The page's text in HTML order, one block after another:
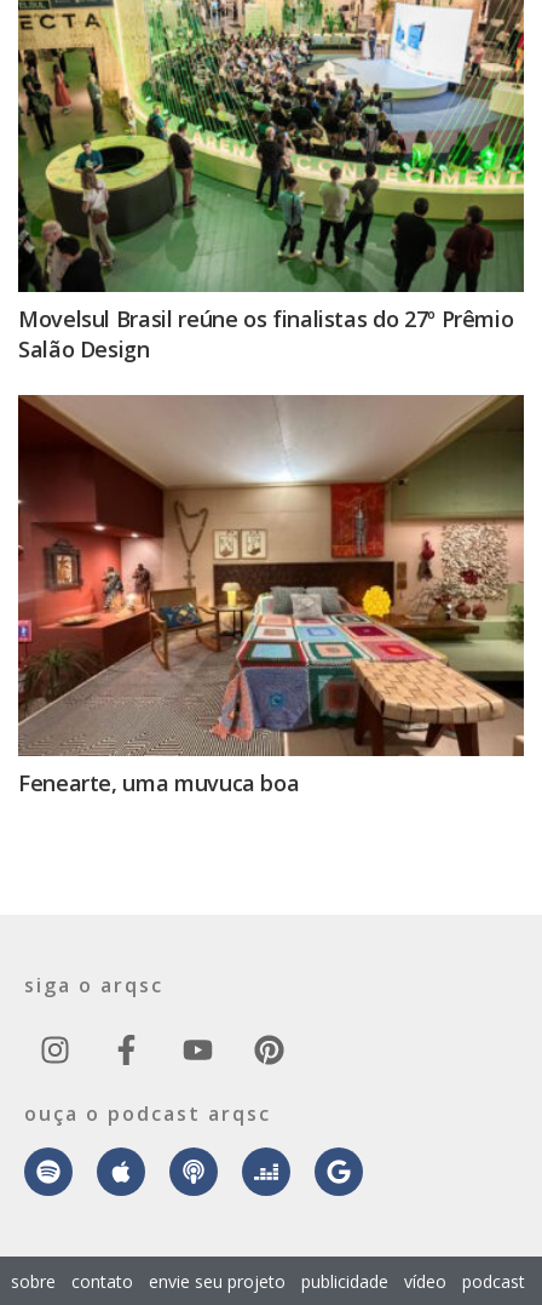
Movelsul Brasil reúne os finalistas do 27º Prêmio
Salão Design
Fenearte, uma muvuca boa
siga o arqsc
ouça o podcast arqsc
sobre contato envie seu projeto publicidade vídeo podcast